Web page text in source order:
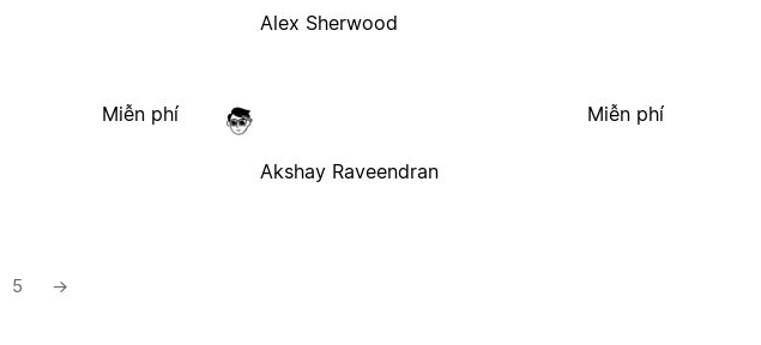
Alex Sherwood
Miễn phí
Akshay Raveendran
Miễn phí
5 →